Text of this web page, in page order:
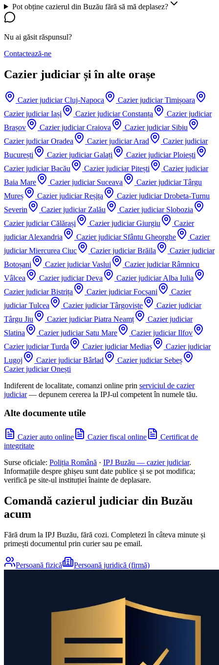
Pot obține cazierul din Buzău fără să mă deplasez?
Nu ai găsit răspunsul?
Contactează-ne
Cazier judiciar și în alte orașe
Cazier judiciarCluj-Napoca Cazier judiciarTimișoara
Cazier judiciarIași Cazier judiciarConstanța
Cazier judiciar
Brașov
Cazier judiciarCraiova Cazier judiciar Sibiu
Cazier judiciarOradea Cazier judiciarArad
Cazier judiciar
București
Cazier judiciarGalați Cazier judiciarPloiești
Cazier judiciarBacău Cazier judiciarPitești
Cazier judiciar
Baia Mare
Cazier judiciar Suceava Cazier judiciarTârgu
Mureș
Cazier judiciarReșița Cazier judiciarDrobeta-Turnu
Severin
Cazier judiciar Zalău Cazier judiciar Slobozia
Cazier judiciarCălărași Cazier judiciarGiurgiu
Cazier
judiciarAlexandria Cazier judiciar Sfântu Gheorghe
Cazier
judiciarMiercurea Ciuc Cazier judiciarBrăila
Cazier judiciar
Botoșani
Cazier judiciarVaslui Cazier judiciarRâmnicu
Vâlcea
Cazier judiciarDeva Cazier judiciarAlba Iulia
Cazier judiciarBistrița Cazier judiciarFocșani
Cazier
judiciarTulcea Cazier judiciarTârgoviște
Cazier judiciar
Târgu Jiu
Cazier judiciarPiatra Neamț
Cazier judiciar
Slatina
Cazier judiciar Satu Mare Cazier judiciarIlfov
Cazier judiciarTurda Cazier judiciarMediaș
Cazier judiciar
Lugoj
Cazier judiciarBârlad Cazier judiciar Sebeș
Cazier judiciarOnești
Indiferent de localitate, comanzi online prin serviciul de cazier
judiciar — depunem cererea la IPJ-ul competent în numele tău.
Alte documente utile
Cazier auto online Cazier fiscal online
Certificat de
integritate
Surse oficiale: Poliția Română · IPJ Buzău — cazier judiciar.
Informațiile despre ghișeu sunt date publice și se pot modifica;
verifică pe site-ul instituției înainte de deplasare.
Comandă cazierul judiciar din Buzău
acum
Fără drum la IPJ Buzău, fără cozi. Completezi în câteva minute și
primești documentul prin curier sau pe email.
Persoană fizică Persoană juridică (firmă)